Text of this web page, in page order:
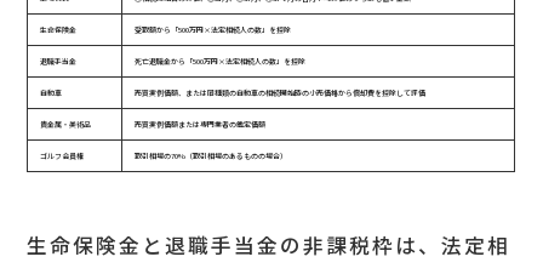
生命保険金 受取額から「500万円×法定相続人の数」を控除
退職手当金 死亡退職金から「500万円×法定相続人の数」を控除
自動車 売買実例価額、または同種類の自動車の相続開始時の小売価格から償却費を控除して評価
貴金属・美術品 売買実例価額または専門業者の鑑定価額
ゴルフ会員権 取引相場の70%（取引相場のあるものの場合）
生命保険金と退職手当金の非課税枠は、法定相